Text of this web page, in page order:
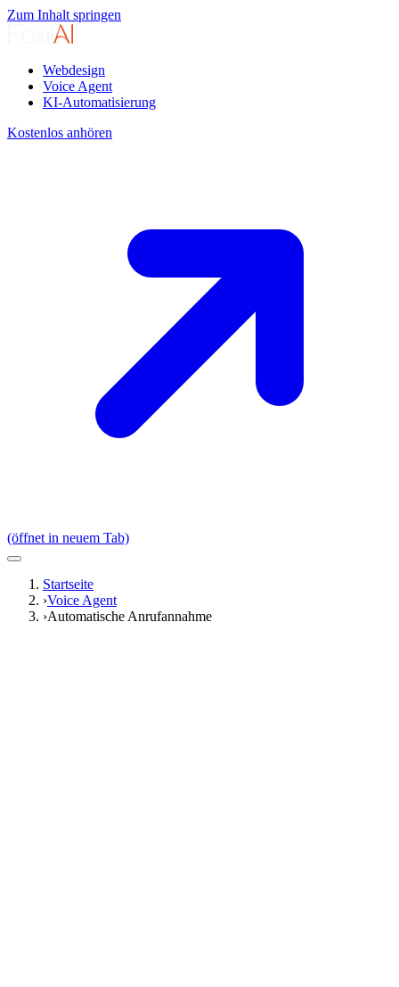
Zum Inhalt springen
Webdesign
Voice Agent
KI-Automatisierung
Kostenlos anhören
(öffnet in neuem Tab)
Startseite
›Voice Agent
›Automatische Anrufannahme